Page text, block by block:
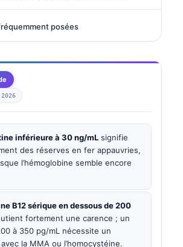
posées
inférieure à 30 ng/mL signifie
des réserves en fer appauvries,
l’hémoglobine semble encore
B12 sérique en dessous de 200
fortement une carence ; un
à 350 pg/mL nécessite un
la MMA ou l’homocystéine.